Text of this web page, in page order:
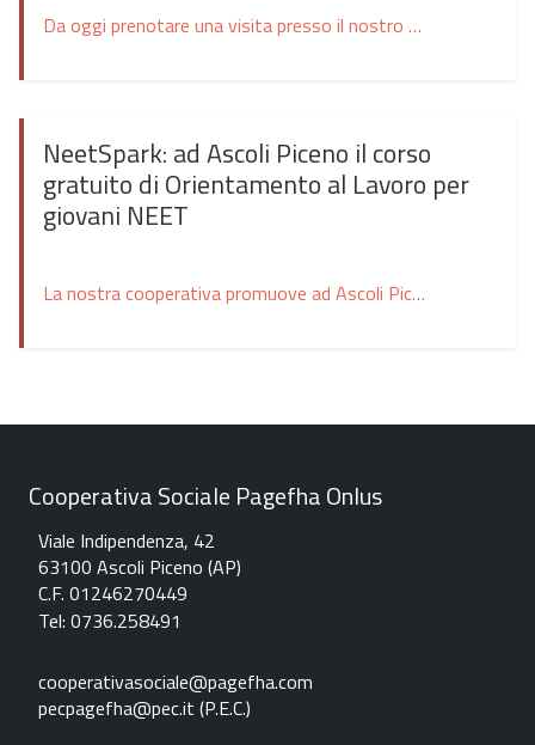
Da oggi prenotare una visita presso il nostro Centro Crescendo di Centobuchi è ancora più facile e veloce. Grazie alla collaborazione con il portale di prenotazione online Cup Solidale (https://www.cupsolidale.it/), puoi organizzare il tuo appuntamento in pochi semplici passaggi, direttamente da casa e senza attese. Un sistema di prenotazione pratico e immediato Attraverso Cup Solidale […]
NeetSpark: ad Ascoli Piceno il corso
gratuito di Orientamento al Lavoro per
giovani NEET
La nostra cooperativa promuove ad Ascoli Piceno un corso gratuito di Orientamento al Lavoro nell’ambito del progetto NeetSpark, un’iniziativa dedicata ai giovani NEET tra i 18 e i 29 anni, , sostenuta da Fondazione Nazionale delle Comunicazioni, Il percorso formativo nasce con l’obiettivo di supportare i partecipanti nella definizione del proprio progetto professionale, offrendo strumenti […]
Cooperativa Sociale Pagefha Onlus
Viale Indipendenza, 42
63100 Ascoli Piceno (AP)
C.F. 01246270449
Tel: 0736.258491
cooperativasociale@pagefha.com
pecpagefha@pec.it (P.E.C.)